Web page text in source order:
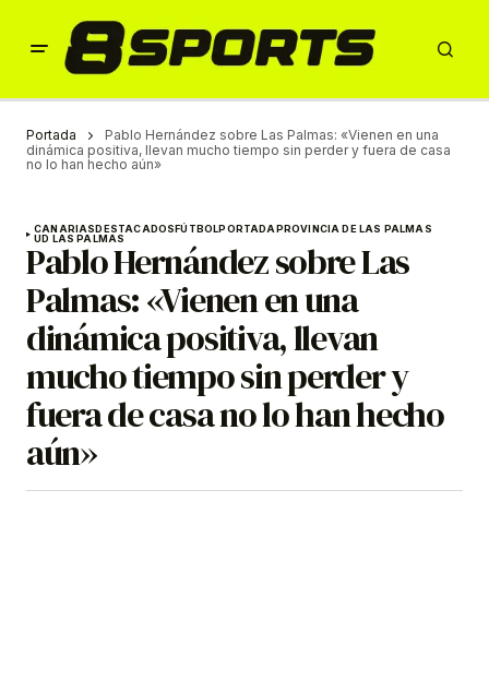
Portada
Pablo Hernández sobre Las Palmas: «Vienen en una
dinámica positiva, llevan mucho tiempo sin perder y fuera de casa
no lo han hecho aún»
CANARIASDESTACADOSFÚTBOLPORTADAPROVINCIA DE LAS PALMAS
UD LAS PALMAS
Pablo Hernández sobre Las
Palmas: «Vienen en una
dinámica positiva, llevan
mucho tiempo sin perder y
fuera de casa no lo han hecho
aún»